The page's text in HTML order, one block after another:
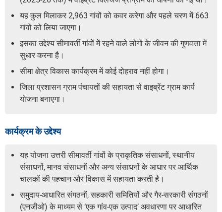
यह कुल मिलाकर 2,963 गांवों को कवर करेगा और पहले चरण में 663
गांवों को लिया जाएगा।
इसका उद्देश्य सीमावर्ती गांवों में रहने वाले लोगों के जीवन की गुणवत्ता में
सुधार करना है।
सीमा क्षेत्र विकास कार्यक्रम में कोई दोहराव नहीं होगा।
जिला प्रशासन ग्राम पंचायतों की सहायता से वाइब्रेंट ग्राम कार्य
योजना बनाएगा।
कार्यक्रम के उद्देश्य
यह योजना उत्तरी सीमावर्ती गांवों के प्राकृतिक संसाधनों, स्थानीय
संसाधनों, मानव संसाधनों और अन्य संसाधनों के आधार पर आर्थिक
चालकों की पहचान और विकास में सहायता करती है।
समुदाय-आधारित संगठनों, सहकारी समितियों और गैर-सरकारी संगठनों
(एनजीओ) के माध्यम से ‘एक गांव-एक उत्पाद’ अवधारणा पर आधारित